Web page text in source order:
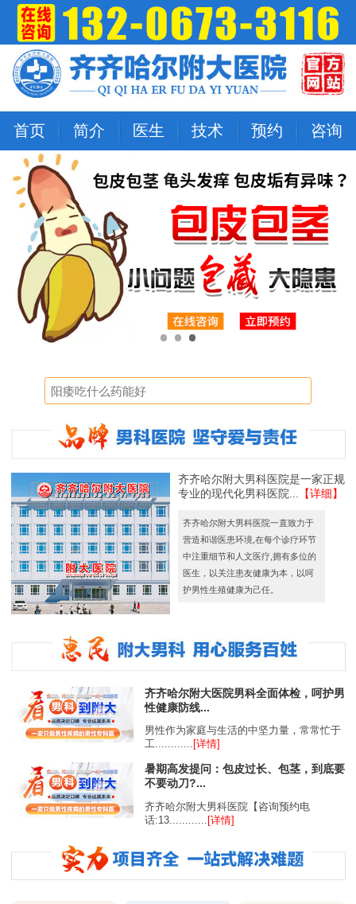
首页 简介 医生 技术 预约 咨询
齐齐哈尔附大男科医院是一家正规
专业的现代化男科医院...
【详细】
齐齐哈尔附大男科医院一直致力于
营造和谐医患环境,在每个诊疗环节
中注重细节和人文医疗,拥有多位的
医生，以关注患友健康为本，以呵
护男性生殖健康为己任。
齐齐哈尔附大医院男科全面体检，呵护男
性健康防线...
男性作为家庭与生活的中坚力量，常常忙于
工............ [详情]
暑期高发提问：包皮过长、包茎，到底要
不要动刀?...
齐齐哈尔附大男科医院【咨询预约电
话:13............
[详情]